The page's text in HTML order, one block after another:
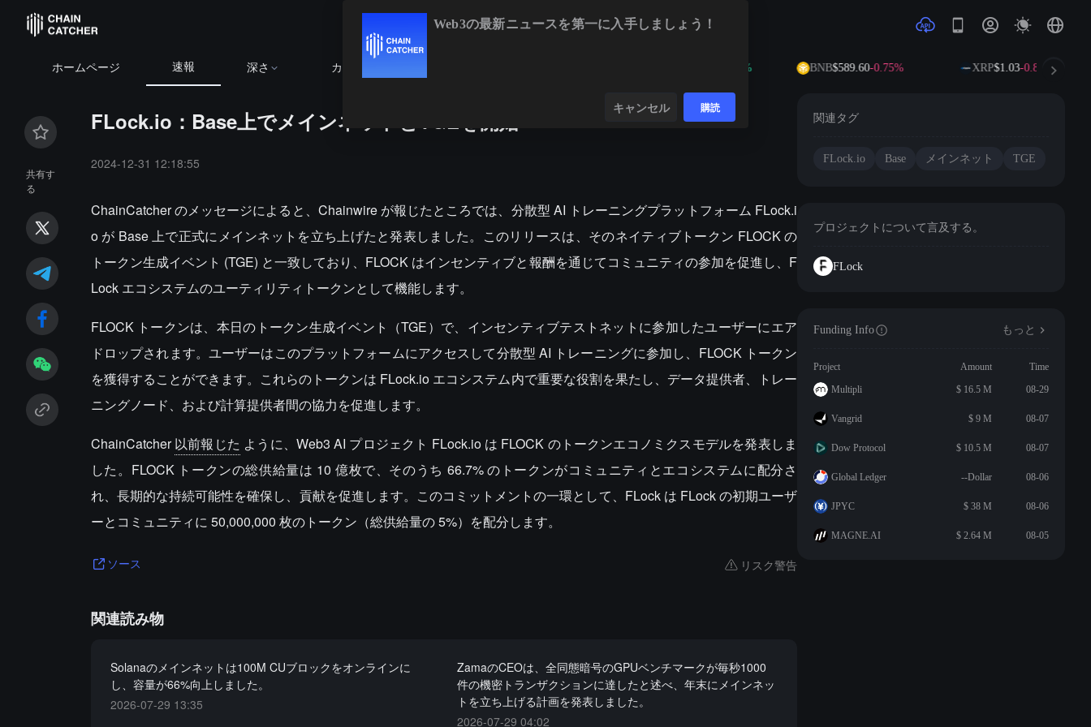
ホームページ 速報 深さ カレンダー BNB$589.60 -0.75% XRP$1.03 -0.80%
共有す
る
FLock.io：Base上でメインネットとTGEを開始
2024-12-31 12:18:55
ChainCatcher のメッセージによると、Chainwire が報じたところでは、分散型 AI トレーニングプラットフォーム FLock.i
o が Base 上で正式にメインネットを立ち上げたと発表しました。このリリースは、そのネイティブトークン FLOCK の
トークン生成イベント (TGE) と一致しており、FLOCK はインセンティブと報酬を通じてコミュニティの参加を促進し、F
Lock エコシステムのユーティリティトークンとして機能します。
FLOCK トークンは、本日のトークン生成イベント（TGE）で、インセンティブテストネットに参加したユーザーにエア
ドロップされます。ユーザーはこのプラットフォームにアクセスして分散型 AI トレーニングに参加し、FLOCK トークン
を獲得することができます。これらのトークンは FLock.io エコシステム内で重要な役割を果たし、データ提供者、トレー
ニングノード、および計算提供者間の協力を促進します。
ChainCatcher以前報じた ように、Web3 AI プロジェクト FLock.io は FLOCK のトークンエコノミクスモデルを発表しま
した。FLOCK トークンの総供給量は 10 億枚で、そのうち 66.7% のトークンがコミュニティとエコシステムに配分さ
れ、長期的な持続可能性を確保し、貢献を促進します。このコミットメントの一環として、FLock は FLock の初期ユーザ
ーとコミュニティに 50,000,000 枚のトークン（総供給量の 5%）を配分します。
ソース リスク警告
関連読み物
Solanaのメインネットは100M CUブロックをオンラインに
し、容量が66%向上しました。
2026-07-29 13:35
ZamaのCEOは、全同態暗号のGPUベンチマークが毎秒1000
件の機密トランザクションに達したと述べ、年末にメインネッ
トを立ち上げる計画を発表しました。
2026-07-29 04:02
関連タグ
FLock.io Base メインネット TGE
プロジェクトについて言及する。
FLock
Funding Info もっと
Project Amount
Time
Multipli
$ 16.5 M 08-29
Vangrid $ 9 M 08-07
Dow Protocol $ 10.5 M 08-07
Global Ledger --Dollar 08-06
JPYC $ 38 M 08-06
MAGNE.AI $ 2.64 M 08-05
Web3の最新ニュースを第一に入手しましょう！
キャンセル 購読